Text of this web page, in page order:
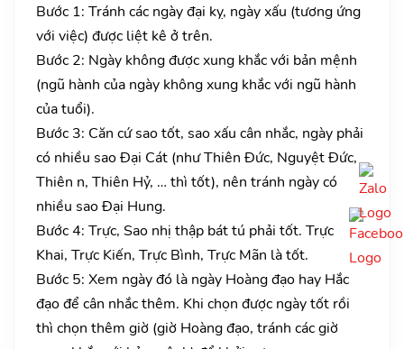
Bước 1: Tránh các ngày đại kỵ, ngày xấu (tương ứng
với việc) được liệt kê ở trên.
Bước 2: Ngày không được xung khắc với bản mệnh
(ngũ hành của ngày không xung khắc với ngũ hành
của tuổi).
Bước 3: Căn cứ sao tốt, sao xấu cân nhắc, ngày phải
có nhiều sao Đại Cát (như Thiên Đức, Nguyệt Đức,
Thiên n, Thiên Hỷ, … thì tốt), nên tránh ngày có
nhiều sao Đại Hung.
Bước 4: Trực, Sao nhị thập bát tú phải tốt. Trực
Khai, Trực Kiến, Trực Bình, Trực Mãn là tốt.
Bước 5: Xem ngày đó là ngày Hoàng đạo hay Hắc
đạo để cân nhắc thêm. Khi chọn được ngày tốt rồi
thì chọn thêm giờ (giờ Hoàng đạo, tránh các giờ